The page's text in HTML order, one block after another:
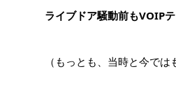
ライブドア騒動前もVOIP
（もっとも、当時と今で